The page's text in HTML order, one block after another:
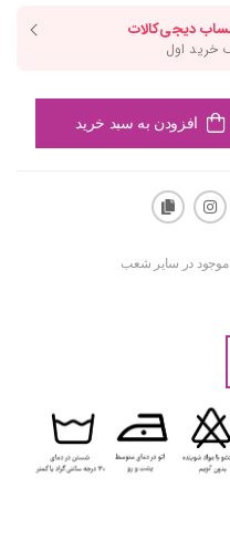
افزودن به سبد خرید
موجود در سایر شعب